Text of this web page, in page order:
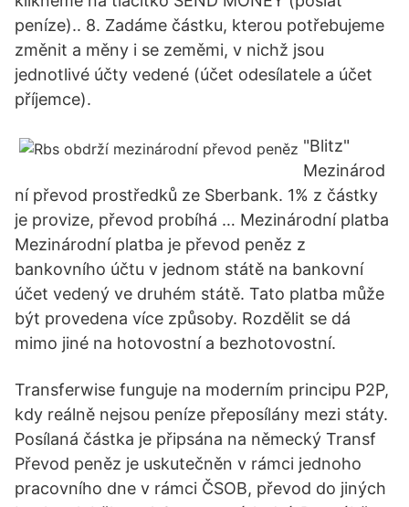
peníze).. 8. Zadáme částku, kterou potřebujeme
změnit a měny i se zeměmi, v nichž jsou
jednotlivé účty vedené (účet odesílatele a účet
příjemce).
"Blitz"
Mezinárod
ní převod prostředků ze Sberbank. 1% z částky
je provize, převod probíhá … Mezinárodní platba
Mezinárodní platba je převod peněz z
bankovního účtu v jednom státě na bankovní
účet vedený ve druhém státě. Tato platba může
být provedena více způsoby. Rozdělit se dá
mimo jiné na hotovostní a bezhotovostní.
Transferwise funguje na moderním principu P2P,
kdy reálně nejsou peníze přeposílány mezi státy.
Posílaná částka je připsána na německý Transf
Převod peněz je uskutečněn v rámci jednoho
pracovního dne v rámci ČSOB, převod do jiných